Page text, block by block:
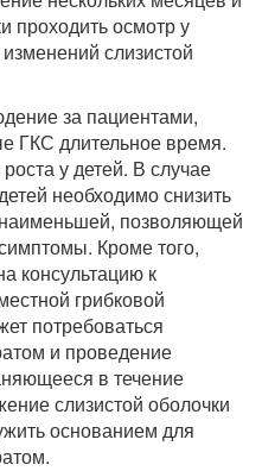
проходить осмотр у
слизистой
за пациентами,
ГКС длительное время.
у детей. В случае
необходимо снизить
позволяющей
Кроме того,
консультацию к
грибковой
потребоваться
и проведение
в течение
слизистой оболочки
основанием для